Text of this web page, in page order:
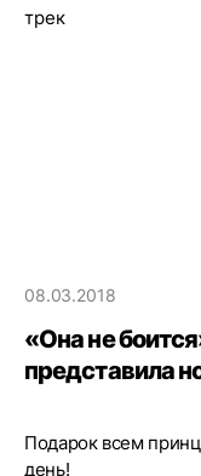
08.03.2018
«Она не
представила
Подарок всем
день!